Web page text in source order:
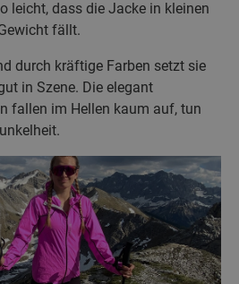
leicht, dass die Jacke in kleinen
fällt.
durch kräftige Farben setzt sie
in Szene. Die elegant
fallen im Hellen kaum auf, tun